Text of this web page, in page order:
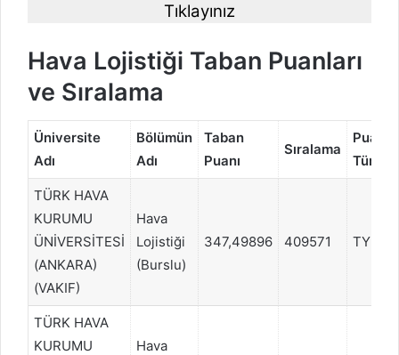
Tıklayınız
Hava Lojistiği Taban Puanları
ve Sıralama
Üniversite
Adı
Bölümün
Adı
Taban
Puanı
Sıralama
Puan
Türü
TÜRK HAVA
KURUMU
ÜNİVERSİTESİ
(ANKARA)
(VAKIF)
Hava
Lojistiği
(Burslu)
347,49896 409571 TYT
TÜRK HAVA
KURUMU
Hava